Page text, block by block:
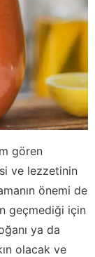
gören
ve lezzetinin
önemi de
geçmediği için
ya da
olacak ve